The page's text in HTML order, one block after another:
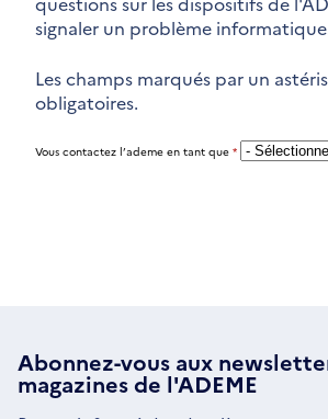
signaler un problème
Les champs marqués par un
obligatoires.
Vous contactez l’ademe en tant que *
Abonnez-vous aux
magazines de l'ADEME